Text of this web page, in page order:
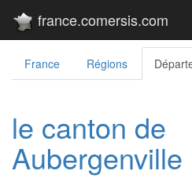
france.comersis.com
France Régions
le canton de
Aubergenville